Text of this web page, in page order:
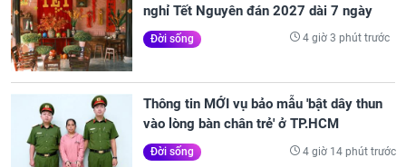
nghỉ Tết Nguyên đán 2027 dài 7 ngày
Đời sống 4 giờ 3 phút trước
Thông tin MỚI vụ bảo mẫu 'bật dây thun
vào lòng bàn chân trẻ' ở TP.HCM
Đời sống 4 giờ 14 phút trước